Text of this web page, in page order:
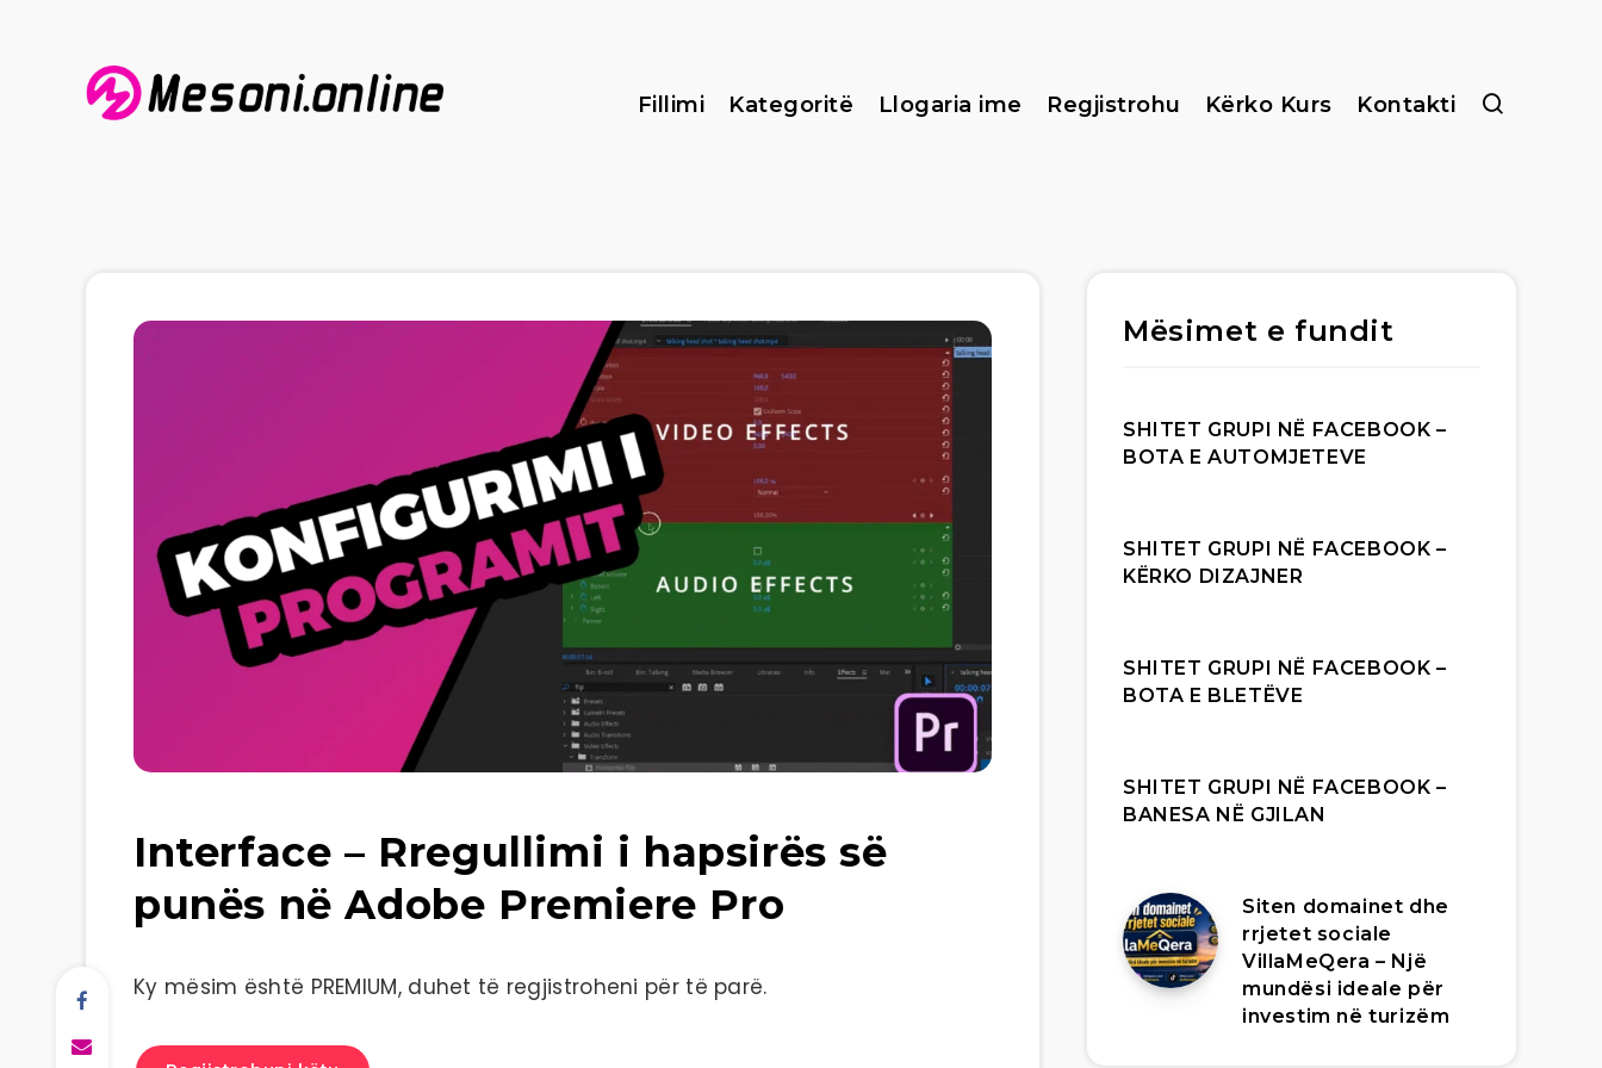
Fillimi Kategoritë Llogaria ime Regjistrohu Kërko Kurs Kontakti
Interface – Rregullimi i hapsirës së
punës në Adobe Premiere Pro
Ky mësim është PREMIUM, duhet të regjistroheni për të parë.
Mësimet e fundit
SHITET GRUPI NË FACEBOOK –
BOTA E AUTOMJETEVE
SHITET GRUPI NË FACEBOOK –
KËRKO DIZAJNER
SHITET GRUPI NË FACEBOOK –
BOTA E BLETËVE
SHITET GRUPI NË FACEBOOK –
BANESA NË GJILAN
Siten domainet dhe
rrjetet sociale
VillaMeQera – Një
mundësi ideale për
investim në turizëm